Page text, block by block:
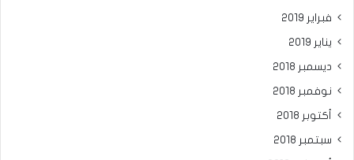
فبراير 2019
يناير 2019
ديسمبر 2018
نوفمبر 2018
أكتوبر 2018
سبتمبر 2018